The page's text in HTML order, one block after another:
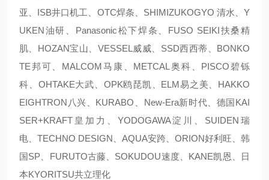
亚、ISB井口机工、OTC焊条、SHIMIZUKOGYO 清水、Y
UKEN油研、Panasonic松下焊条、FUSO SEIKI扶桑精
肌、HOZAN宝山、VESSEL威威、SSD西西蒂、BONKO
TE邦可、MALCOM马康、METCAL奥科、PISCO碧铄
科、OHTAKE大武、OPK鸥琵凯、ELM易之美、HAKKO
EIGHTRON八兴、KURABO、New-Era新时代、德国KAI
SER+KRAFT皇加力、YODOGAWA淀川、SUIDEN瑞
电、TECHNO DESIGN、AQUA安跨、ORION好利旺、韩
国SP、FURUTO古藤、SOKUDOU速度、KANE凯恩、日
本KYORITSU共立理化